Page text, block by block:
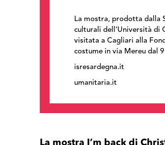
La mostra, prodotta dalla
culturali dell’Università di
visitata a Cagliari alla
costume in via Mereu dal
isresardegna.it
umanitaria.it